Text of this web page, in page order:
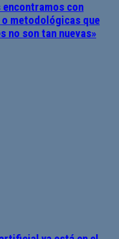
encontramos con
o metodológicas que
no son tan nuevas»